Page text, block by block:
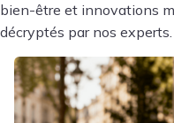
bien-être et innovations
décryptés par nos experts.